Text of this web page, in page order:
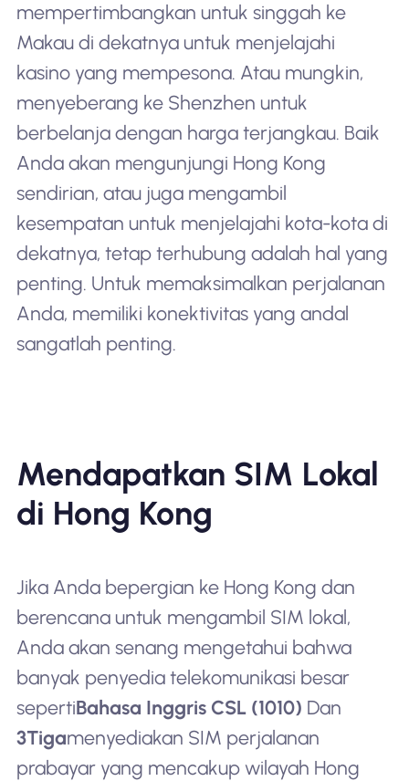
mempertimbangkan untuk singgah ke
Makau di dekatnya untuk menjelajahi
kasino yang mempesona. Atau mungkin,
menyeberang ke Shenzhen untuk
berbelanja dengan harga terjangkau. Baik
Anda akan mengunjungi Hong Kong
sendirian, atau juga mengambil
kesempatan untuk menjelajahi kota-kota di
dekatnya, tetap terhubung adalah hal yang
penting. Untuk memaksimalkan perjalanan
Anda, memiliki konektivitas yang andal
sangatlah penting.
Mendapatkan SIM Lokal
di Hong Kong
Jika Anda bepergian ke Hong Kong dan
berencana untuk mengambil SIM lokal,
Anda akan senang mengetahui bahwa
banyak penyedia telekomunikasi besar
sepertiBahasa Inggris CSL (1010) Dan
3Tigamenyediakan SIM perjalanan
prabayar yang mencakup wilayah Hong